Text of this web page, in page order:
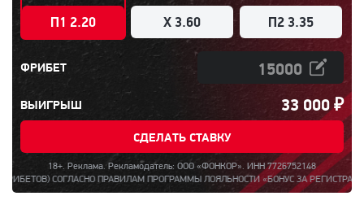
П1 2.20 X 3.60 П2 3.35
ФРИБЕТ
ВЫИГРЫШ 33 000₽
СДЕЛАТЬ СТАВКУ
18+. Реклама. Рекламодатель: ООО «ФОНКОР». ИНН 7726752148
СОГЛАСНО ПРАВИЛАМ ПРОГРАММЫ ЛОЯЛЬНОСТИ «БОНУС ЗА РЕГИСТРАЦИЮ